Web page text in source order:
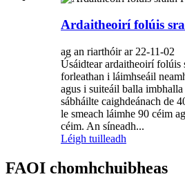
Ardaitheoirí folúis
ag an riarthóir ar 22-11-02
Úsáidtear ardaitheoirí
forleathan i láimhseáil
agus i suiteáil balla
sábháilte caighdeánach de
le smeach láimhe 90 céim
​​céim. An síneadh...
Léigh tuilleadh
FAOI chomhchuibheas